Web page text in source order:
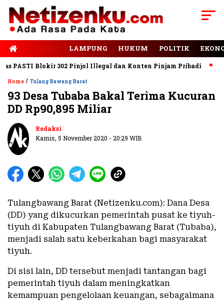
LAMPUNG HUKUM POLITIK
Blokir 302 Pinjol Illegal dan Konten Pinjam Pribadi
Home / Tulang Bawang Barat
93 Desa Tubaba Bakal Terima Kucuran
DD Rp90,895 Miliar
Redaksi
Kamis, 5 November 2020 - 20:29 WIB
Tulangbawang Barat (Netizenku.com): Dana Desa
(DD) yang dikucurkan pemerintah pusat ke tiyuh-
tiyuh di Kabupaten Tulangbawang Barat (Tubaba),
menjadi salah satu keberkahan bagi masyarakat
tiyuh.
Di sisi lain, DD tersebut menjadi tantangan bagi
pemerintah tiyuh dalam meningkatkan
kemampuan pengelolaan keuangan, sebagaimana